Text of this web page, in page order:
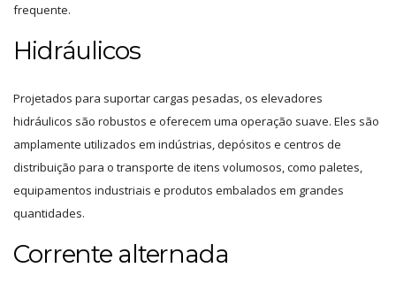
frequente.
Hidráulicos
Projetados para suportar cargas pesadas, os elevadores
hidráulicos são robustos e oferecem uma operação suave. Eles são
amplamente utilizados em indústrias, depósitos e centros de
distribuição para o transporte de itens volumosos, como paletes,
equipamentos industriais e produtos embalados em grandes
quantidades.
Corrente alternada